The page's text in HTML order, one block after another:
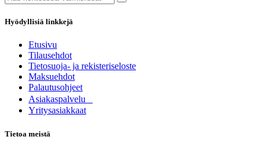
Hyödyllisiä linkkejä
Etusivu
Tilausehdot
Tietosuoja- ja rekisteriseloste
Maksuehdot
Palautusohjeet
Asia​k​aspalvelu
​Yritysasiakkaat
Tietoa meistä